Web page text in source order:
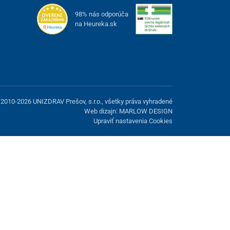
98% nás odporúča
na Heureka.sk
2026 UNIZDRAV Prešov, s.r.o., všetky práva vyhradené
Web dizajn: MARLOW DESIGN
Upraviť nastavenia Cookies